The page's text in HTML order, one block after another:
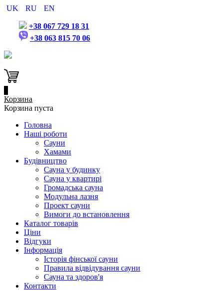
UK RU EN
+38 067 729 18 31
+38 063 815 70 06
Корзина
Корзина пуста
Головна
Наші роботи
Сауни
Хамами
Будівництво
Сауна у будинку
Сауна у квартирі
Громадська сауна
Модульна лазня
Проект сауни
Вимоги до встановлення
Каталог товарів
Ціни
Відгуки
Інформація
Історія фінської сауни
Правила відвідування сауни
Сауна та здоров'я
Контакти